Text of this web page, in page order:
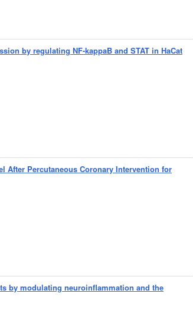
by regulating NF-kappaB and STAT in HaCat
After Percutaneous Coronary Intervention for
by modulating neuroinflammation and the